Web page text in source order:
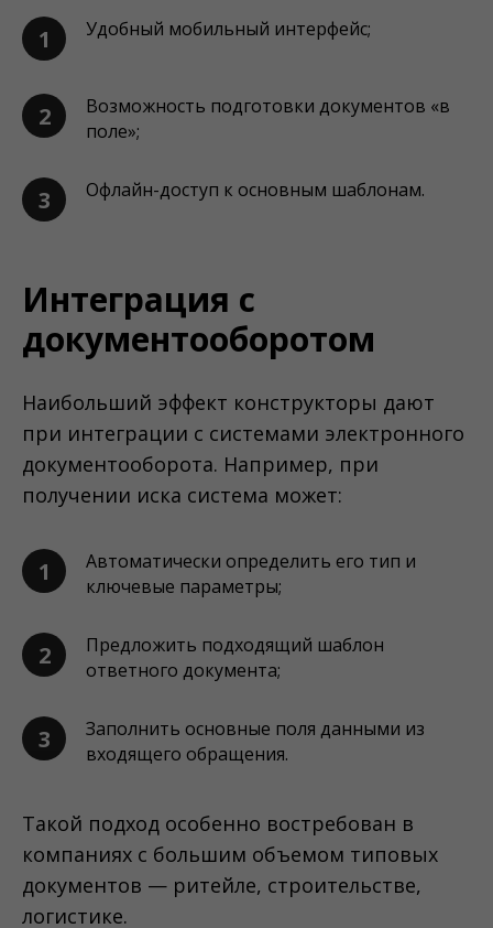
1 Удобный мобильный интерфейс;
2
Возможность подготовки документов «в
поле»;
3 Офлайн-доступ к основным шаблонам.
Интеграция с
документооборотом
Наибольший эффект конструкторы дают
при интеграции с системами электронного
документооборота. Например, при
получении иска система может:
1
Автоматически определить его тип и
ключевые параметры;
2
Предложить подходящий шаблон
ответного документа;
3
Заполнить основные поля данными из
входящего обращения.
Такой подход особенно востребован в
компаниях с большим объемом типовых
документов — ритейле, строительстве,
логистике.